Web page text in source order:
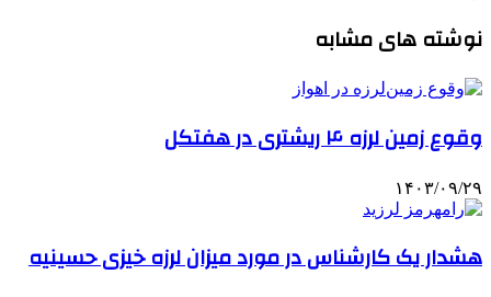
نوشته های مشابه
وقوع زمین لرزه ۴ ریشتری در هفتکل
۱۴۰۳/۰۹/۲۹
هشدار یک کارشناس در مورد میزان لرزه خیزی حسینیه